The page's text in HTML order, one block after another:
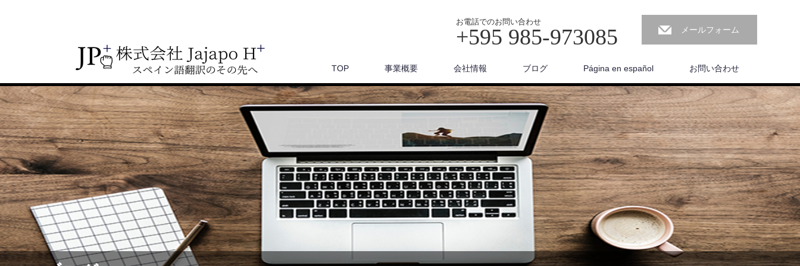
お電話でのお問い合わせ
+595 985-973085 メールフォーム
TOP 事業概要 会社情報 ブログ Página en español お問い合わせ